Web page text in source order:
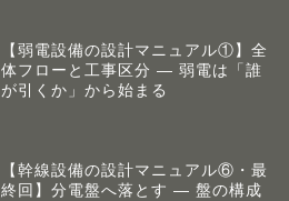
【弱電設備の設計マニュアル①】全
体フローと工事区分 ― 弱電は「誰
が引くか」から始まる
【幹線設備の設計マニュアル⑥・最
終回】分電盤へ落とす ― 盤の構成